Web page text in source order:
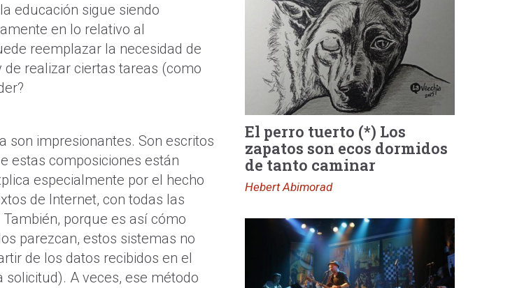
educación sigue siendo
en lo relativo al
reemplazar la necesidad de
realizar ciertas tareas (como
son impresionantes. Son escritos
estas composiciones están
especialmente por el hecho
de Internet, con todas las
porque es así cómo
parezcan, estos sistemas no
de los datos recibidos en el
A veces, ese método
El perro tuerto (*) Los
zapatos son ecos dormidos
de tanto caminar
Hebert Abimorad